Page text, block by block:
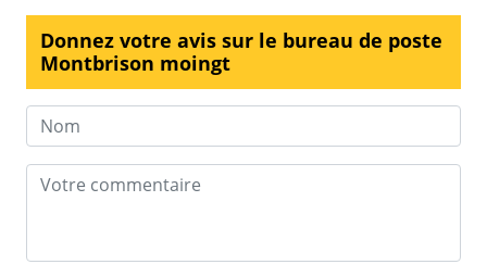
Donnez votre avis sur le bureau de poste
Montbrison moingt